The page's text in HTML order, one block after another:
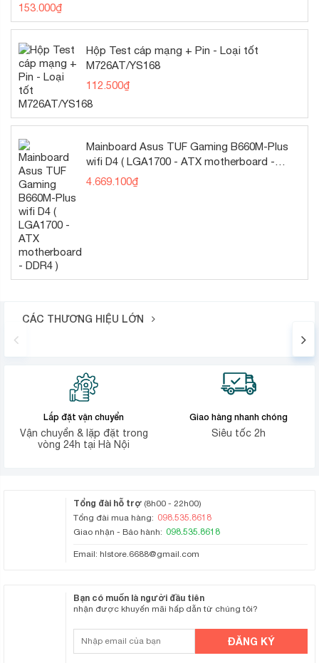
153.000₫
Hộp Test cáp mạng + Pin - Loại tốt
M726AT/YS168
112.500₫
Mainboard Asus TUF Gaming B660M-Plus
wifi D4 ( LGA1700 - ATX motherboard -
DDR4 )
4.669.100₫
CÁC THƯƠNG HIỆU LỚN
Lắp đặt vận chuyển
Vận chuyển & lặp đặt trong
vòng 24h tại Hà Nội
Giao hàng nhanh chóng
Siêu tốc 2h
Tổng đài hỗ trợ (8h00 - 22h00)
Tổng đài mua hàng: 098.535.8618
Giao nhận - Bảo hành: 098.535.8618
Email: hlstore.6688@gmail.com
Bạn có muốn là người đầu tiên
nhận được khuyến mãi hấp dẫn từ chúng tôi?